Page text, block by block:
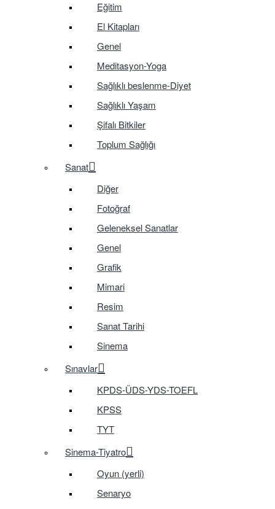
Eğitim
El Kitapları
Genel
Meditasyon-Yoga
Sağlıklı beslenme-Diyet
Sağlıklı Yaşam
Şifalı Bitkiler
Toplum Sağlığı
Sanat
Diğer
Fotoğraf
Geleneksel Sanatlar
Genel
Grafik
Mimari
Resim
Sanat Tarihi
Sinema
Sınavlar
KPDS-ÜDS-YDS-TOEFL
KPSS
TYT
Sinema-Tiyatro
Oyun (yerli)
Senaryo